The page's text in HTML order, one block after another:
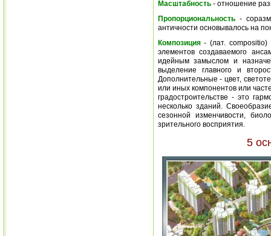
Масштабность- отношение
Пропорциональность-
античности основывалось на
Композиция- (лат. compositio)
элементов создаваемого
идейным замыслом и
выделение главного и
Дополнительные - цвет,
или иных компонентов или
градостроительстве - это
несколько зданий.
сезонной изменчивости,
зрительного восприятия.
5